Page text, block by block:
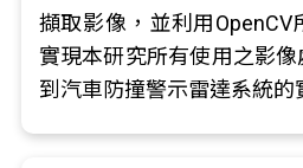
擷取影像，並利用
實現本研究所有使用之影
到汽車防撞警示雷達系統的